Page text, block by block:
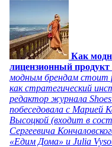
Как
лицензионный продукт
модным брендам стоит
как стратегический
редактор журнала
побеседовала с Марией
Высоцкой (входит в
Сергеевича
«Едим Дома» и Julia